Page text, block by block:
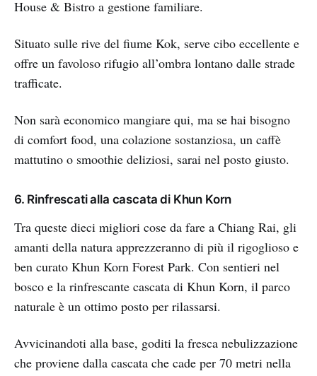
House & Bistro a gestione familiare.
Situato sulle rive del fiume Kok, serve cibo eccellente e
offre un favoloso rifugio all’ombra lontano dalle strade
trafficate.
Non sarà economico mangiare qui, ma se hai bisogno
di comfort food, una colazione sostanziosa, un caffè
mattutino o smoothie deliziosi, sarai nel posto giusto.
6. Rinfrescati alla cascata di Khun Korn
Tra queste dieci migliori cose da fare a Chiang Rai, gli
amanti della natura apprezzeranno di più il rigoglioso e
ben curato Khun Korn Forest Park. Con sentieri nel
bosco e la rinfrescante cascata di Khun Korn, il parco
naturale è un ottimo posto per rilassarsi.
Avvicinandoti alla base, goditi la fresca nebulizzazione
che proviene dalla cascata che cade per 70 metri nella